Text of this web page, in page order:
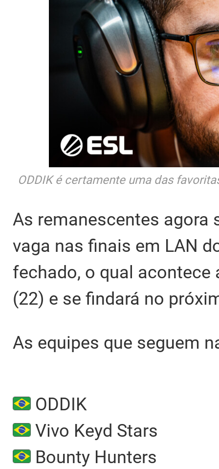
ODDIK é certamente uma das
As remanescentes agora
vaga nas finais em LAN
fechado, o qual
(22) e se findará no
As equipes que seguem
ODDIK
Vivo Keyd Stars
Bounty Hunters